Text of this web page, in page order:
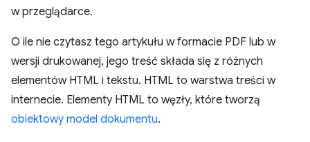
w przeglądarce.
O ile nie czytasz tego artykułu w formacie PDF lub w
wersji drukowanej, jego treść składa się z różnych
elementów HTML i tekstu. HTML to warstwa treści w
internecie. Elementy HTML to węzły, które tworzą
obiektowy model dokumentu.